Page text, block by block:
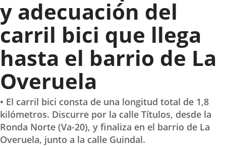
y adecuación del
carril bici que llega
hasta el barrio de La
Overuela
• El carril bici consta de una longitud total de 1,8
kilómetros. Discurre por la calle Títulos, desde la
Ronda Norte (Va-20), y finaliza en el barrio de La
Overuela, junto a la calle Guindal.